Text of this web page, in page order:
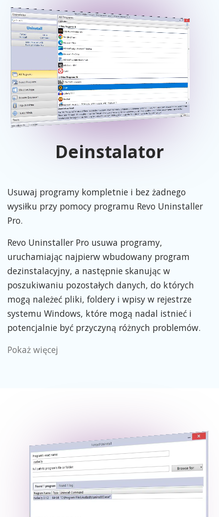
Deinstalator
Usuwaj programy kompletnie i bez żadnego
wysiłku przy pomocy programu Revo Uninstaller
Pro.
Revo Uninstaller Pro usuwa programy,
uruchamiając najpierw wbudowany program
dezinstalacyjny, a następnie skanując w
poszukiwaniu pozostałych danych, do których
mogą należeć pliki, foldery i wpisy w rejestrze
systemu Windows, które mogą nadal istnieć i
potencjalnie być przyczyną różnych problemów.
Pokaż więcej